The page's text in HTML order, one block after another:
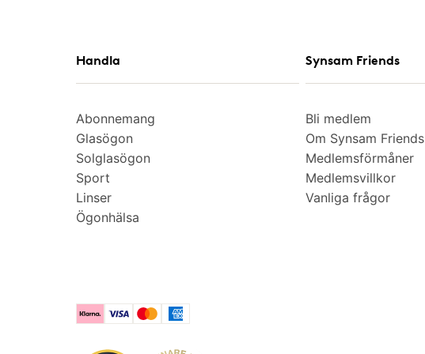
Handla
Abonnemang
Glasögon
Solglasögon
Sport
Linser
Ögonhälsa
Synsam Friends
Bli medlem
Om Synsam Friends
Medlemsförmåner
Medlemsvillkor
Vanliga frågor
KlarnaVisa MastercardAmerican Express